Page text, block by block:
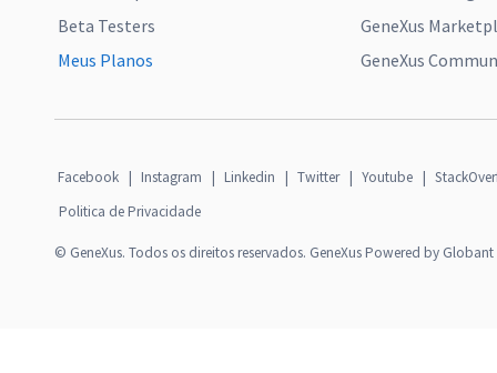
Beta Testers
Meus Planos
GeneXus
GeneXus
Facebook | Instagram | Linkedin | Twitter | Youtube |
Politica de Privacidade
© GeneXus. Todos os direitos reservados. GeneXus Powered by Globant